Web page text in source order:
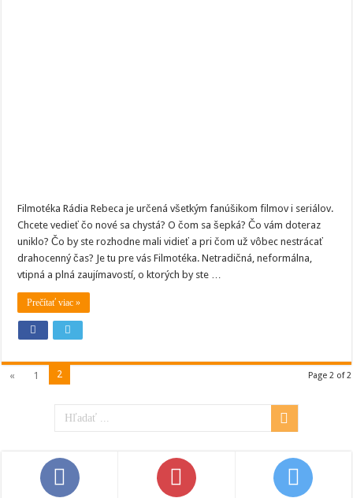
Filmotéka Rádia Rebeca je určená všetkým fanúšikom filmov i seriálov.
Chcete vedieť čo nové sa chystá? O čom sa šepká? Čo vám doteraz
uniklo? Čo by ste rozhodne mali vidieť a pri čom už vôbec nestrácať
drahocenný čas? Je tu pre vás Filmotéka. Netradičná, neformálna,
vtipná a plná zaujímavostí, o ktorých by ste …
Prečítať viac »
Page 2 of 2
« 1 2